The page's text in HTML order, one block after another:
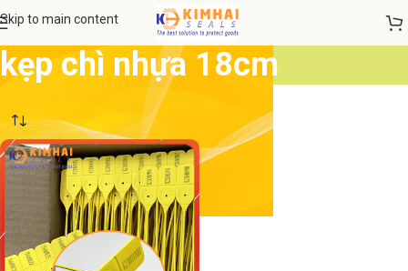
Skip to main content
kẹp chì nhựa 18cm